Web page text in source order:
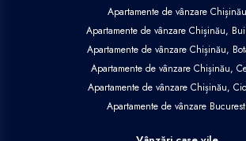
Apartamente de vânzare Chișinău
Apartamente de vânzare Chișinău,
Apartamente de vânzare Chișinău,
Apartamente de vânzare Chișinău,
Apartamente de vânzare Chișinău,
Apartamente de vânzare Bucuresti